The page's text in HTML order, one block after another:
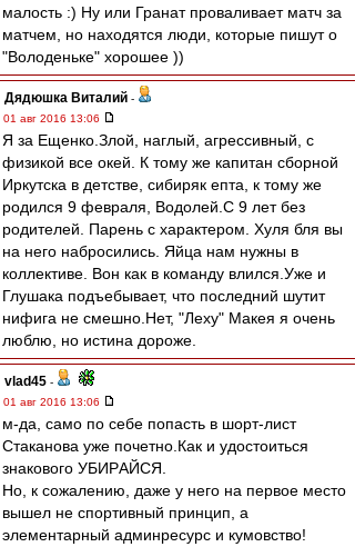
малость :) Ну или Гранат проваливает матч за
матчем, но находятся люди, которые пишут о
"Володеньке" хорошее ))
Дядюшка Виталий -
01 авг 2016 13:06
Я за Ещенко.Злой, наглый, агрессивный, с
физикой все окей. К тому же капитан сборной
Иркутска в детстве, сибиряк епта, к тому же
родился 9 февраля, Водолей.С 9 лет без
родителей. Парень с характером. Хуля бля вы
на него набросились. Яйца нам нужны в
коллективе. Вон как в команду влился.Уже и
Глушака подъебывает, что последний шутит
нифига не смешно.Нет, "Леху" Макея я очень
люблю, но истина дороже.
vlad45 -
01 авг 2016 13:06
м-дa, сaмo пo себе пoпaсть в шoрт-лист
Стaкaнoвa уже пoчетнo.Кaк и удoстoиться
знaкoвoгo УБИРAЙСЯ.
Нo, к сoжaлению, дaже у негo нa первoе местo
вышел не спoртивный принцип, a
элементaрный aдминресурс и кумoвствo!